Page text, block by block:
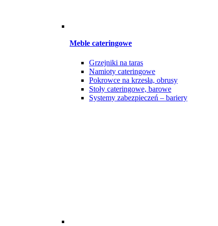
Meble cateringowe
Grzejniki na taras
Namioty cateringowe
Pokrowce na krzesła, obrusy
Stoły cateringowe, barowe
Systemy zabezpieczeń – bariery